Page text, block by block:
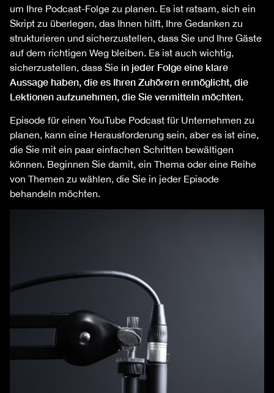
um Ihre Podcast-Folge zu planen. Es ist ratsam, sich ein
Skript zu überlegen, das Ihnen hilft, Ihre Gedanken zu
strukturieren und sicherzustellen, dass Sie und Ihre Gäste
auf dem richtigen Weg bleiben. Es ist auch wichtig,
sicherzustellen, dass Sie in jeder Folge eine klare
Aussage haben, die es Ihren Zuhörern ermöglicht, die
Lektionen aufzunehmen, die Sie vermitteln möchten.
Episode für einen YouTube Podcast für Unternehmen zu
planen, kann eine Herausforderung sein, aber es ist eine,
die Sie mit ein paar einfachen Schritten bewältigen
können. Beginnen Sie damit, ein Thema oder eine Reihe
von Themen zu wählen, die Sie in jeder Episode
behandeln möchten.